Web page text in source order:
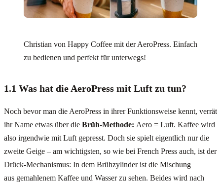
Christian von Happy Coffee mit der AeroPress. Einfach
zu bedienen und perfekt für unterwegs!
1.1 Was hat die AeroPress mit Luft zu tun?
Noch bevor man die AeroPress in ihrer Funktionsweise kennt, verrät
ihr Name etwas über die Brüh-Methode: Aero = Luft. Kaffee wird
also irgendwie mit Luft gepresst. Doch sie spielt eigentlich nur die
zweite Geige – am wichtigsten, so wie bei French Press auch, ist der
Drück-Mechanismus: In dem Brühzylinder ist die Mischung
aus gemahlenem Kaffee und Wasser zu sehen. Beides wird nach